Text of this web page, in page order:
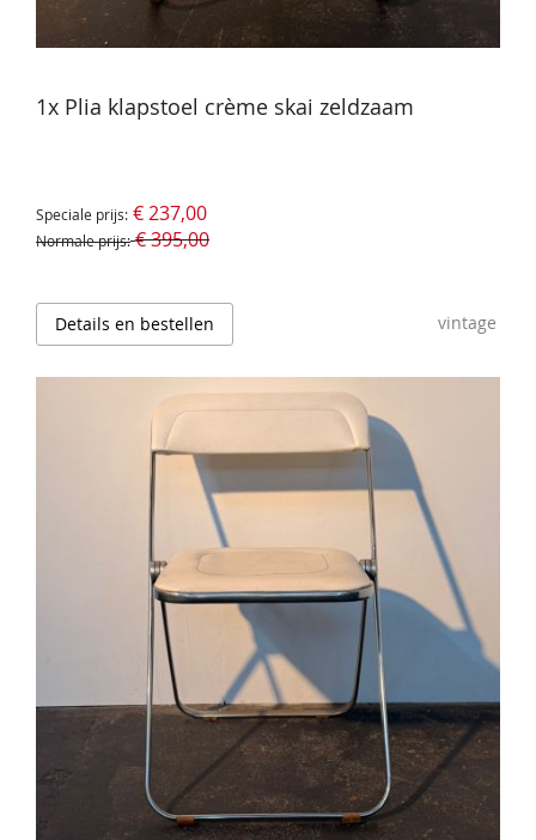
1x Plia klapstoel crème skai zeldzaam
Speciale prijs € 237,00
Normale prijs € 395,00
Details en bestellen vintage